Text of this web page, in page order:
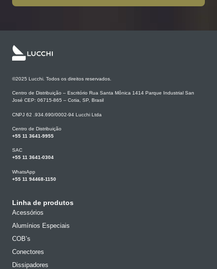
©2025 Lucchi. Todos os direitos reservados.
Centro de Distribuição – Escritório Rua Santa Mônica 1414 Parque Industrial San
José CEP: 06715-865 – Cotia, SP, Brasil
CNPJ 62 .934.690/0002-94 Lucchi Ltda
Centro de Distribuição
+55 11 3641-9955
SAC
+55 11 3641-0304
WhatsApp
+55 11 94468-1150
Linha de produtos
Acessórios
Alumínios Especiais
COB’s
Conectores
Dissipadores